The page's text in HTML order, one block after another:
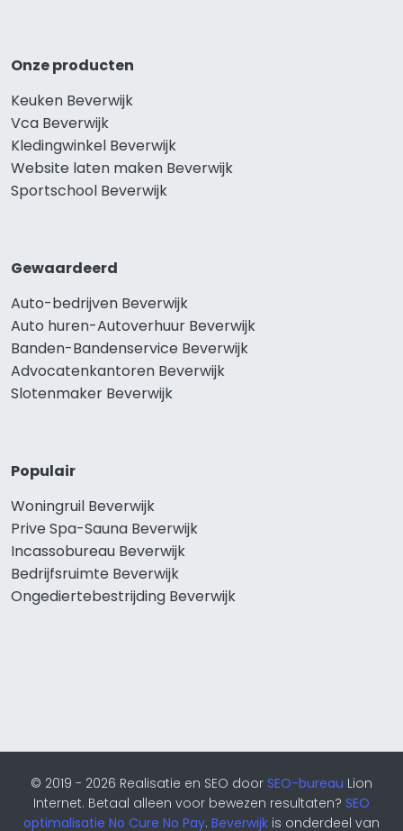
Onze producten
Keuken Beverwijk
Vca Beverwijk
Kledingwinkel Beverwijk
Website laten maken Beverwijk
Sportschool Beverwijk
Gewaardeerd
Auto-bedrijven Beverwijk
Auto huren-Autoverhuur Beverwijk
Banden-Bandenservice Beverwijk
Advocatenkantoren Beverwijk
Slotenmaker Beverwijk
Populair
Woningruil Beverwijk
Prive Spa-Sauna Beverwijk
Incassobureau Beverwijk
Bedrijfsruimte Beverwijk
Ongediertebestrijding Beverwijk
© 2019 - 2026 Realisatie en SEO door SEO-bureau Lion
Internet. Betaal alleen voor bewezen resultaten? SEO
optimalisatie No Cure No Pay. Beverwijk is onderdeel van